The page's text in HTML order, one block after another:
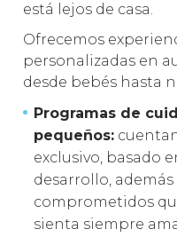
está lejos de casa.
Ofrecemos
personalizadas en
desde bebés hasta
Programas de
pequeños:
exclusivo, basado
desarrollo,
comprometidos
sienta siempre